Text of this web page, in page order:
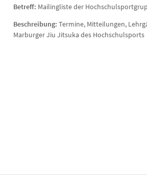
Betreff: Mailingliste der
Beschreibung: Termine, Mitteilungen,
Marburger Jiu Jitsuka des Hochschulsports